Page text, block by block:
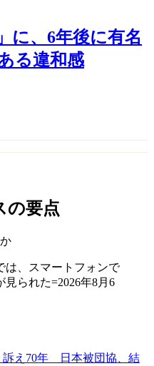
に、6年後に有名
る違和感
の要点
訴え70年 日本被団協、結